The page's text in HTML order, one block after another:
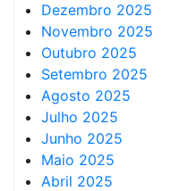
Dezembro 2025
Novembro 2025
Outubro 2025
Setembro 2025
Agosto 2025
Julho 2025
Junho 2025
Maio 2025
Abril 2025